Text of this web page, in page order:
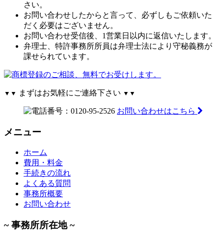
さい。
お問い合わせしたからと言って、必ずしもご依頼いた
だく必要はございません。
お問い合わせ受信後、1営業日以内に返信いたします。
弁理士、特許事務所所員は弁理士法により守秘義務が
課せられています。
▼▼ まずはお気軽にご連絡下さい ▼▼
お問い合わせはこちら
メニュー
ホーム
費用・料金
手続きの流れ
よくある質問
事務所概要
お問い合わせ
~ 事務所所在地 ~